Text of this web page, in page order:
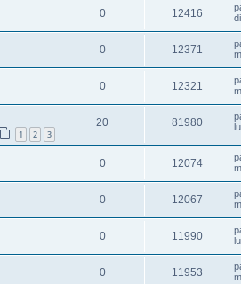
0 12416
0 12371
0 12321
1 2 3
20 81980
0 12074
0 12067
0 11990
0 11953